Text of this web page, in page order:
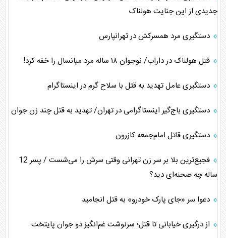
جدیدی از این جنایت هولناک
دستگیری مرد همسرکش در تهرانپارس
قتل هولناک در داراب/ نوجوان ۱۸ ساله مرد میانسال را خفه کرد!
دستگیری عامل تهدید به قتل با سلاح گرم در اینستاگرام
دستگیری باج‌گیر اینستاگرامی در تهران/ تهدید به قتل چند زن جوان
دستگیری قاتل امام‌جمعه کازرون
فجیع‌ترین بلا بر سر زن تهرانی وقتی سرش را می‌شست / پسر 12
ساله چه صحنه‌ای دید؟
دعوا سر «جای پارک خودرو» به قتل انجامید
از درگیری خیابانی تا قتل؛ سرنوشت غم‌انگیز دو جوان پایتخت